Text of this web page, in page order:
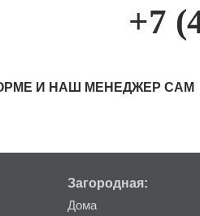
+7
И НАШ МЕНЕДЖЕР САМ
Загородная:
Дома